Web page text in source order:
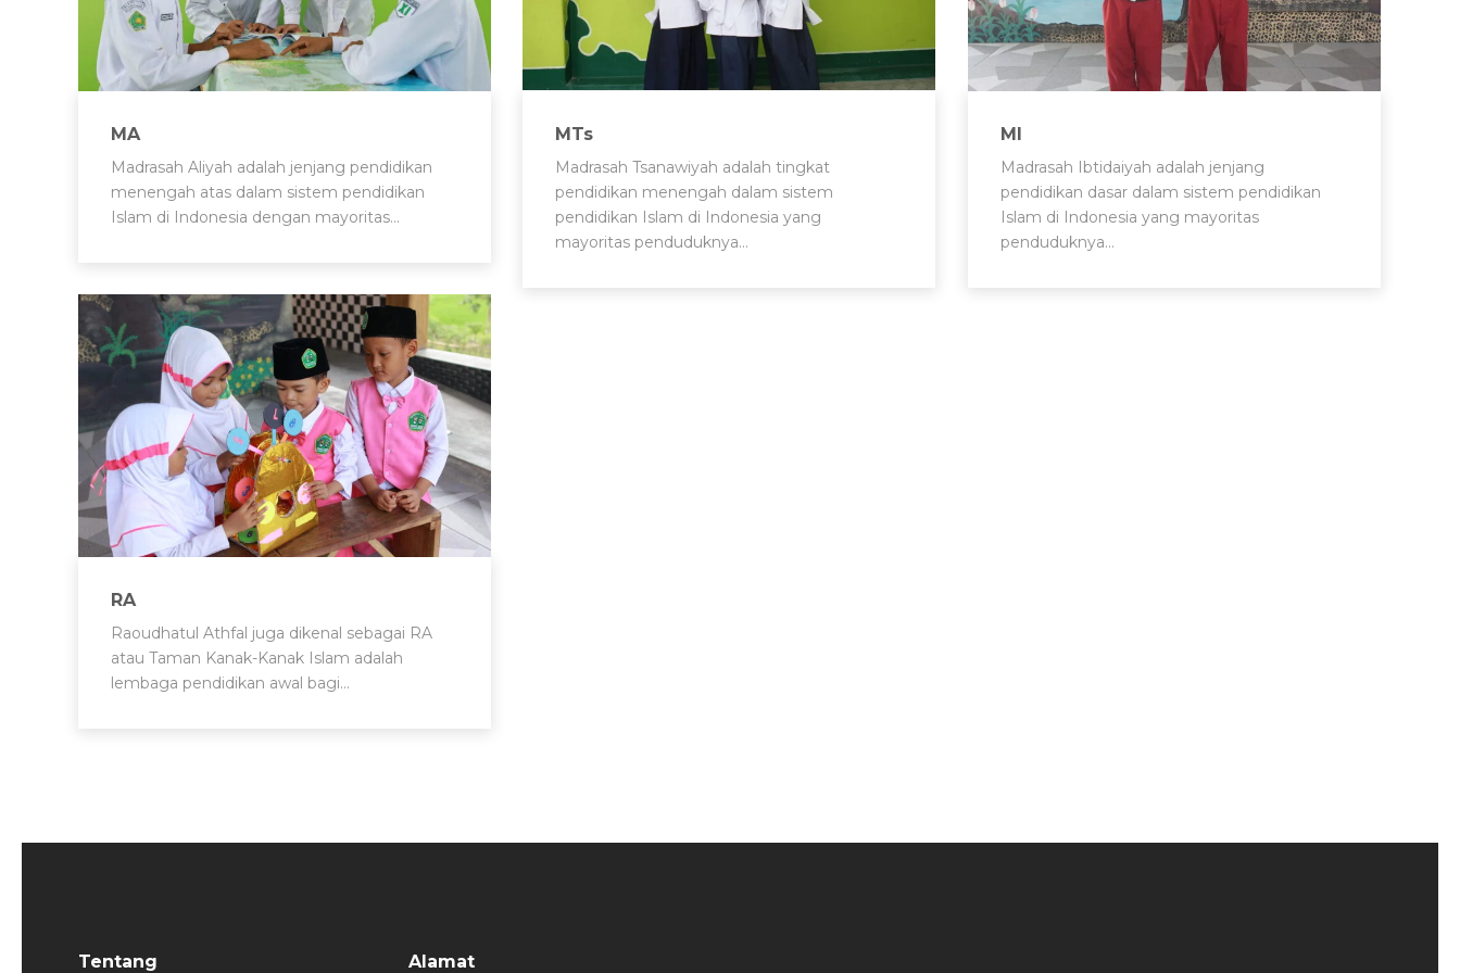
MA
Madrasah Aliyah adalah jenjang pendidikan
menengah atas dalam sistem pendidikan
Islam di Indonesia dengan mayoritas…
MTs
Madrasah Tsanawiyah adalah tingkat
pendidikan menengah dalam sistem
pendidikan Islam di Indonesia yang
mayoritas penduduknya…
MI
Madrasah Ibtidaiyah adalah jenjang
pendidikan dasar dalam sistem pendidikan
Islam di Indonesia yang mayoritas
penduduknya…
RA
Raoudhatul Athfal juga dikenal sebagai RA
atau Taman Kanak-Kanak Islam adalah
lembaga pendidikan awal bagi…
Tentang Alamat